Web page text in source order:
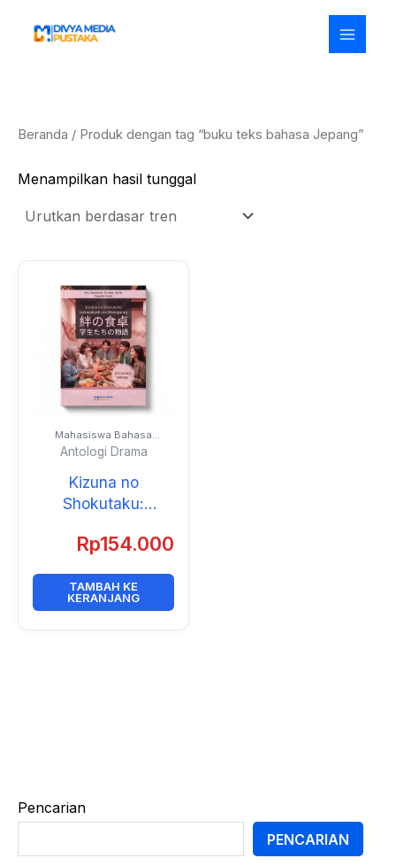
Pencarian
PENCARIAN
Beranda / Produk dengan tag “buku teks bahasa Jepang”
Menampilkan hasil tunggal
Mahasiswa Bahasa
Jepang Universitas Negeri
Jakarta
Antologi Drama
Kizuna no
Shokutaku:
Monogatari
Rp154.000
TAMBAH KE
KERANJANG